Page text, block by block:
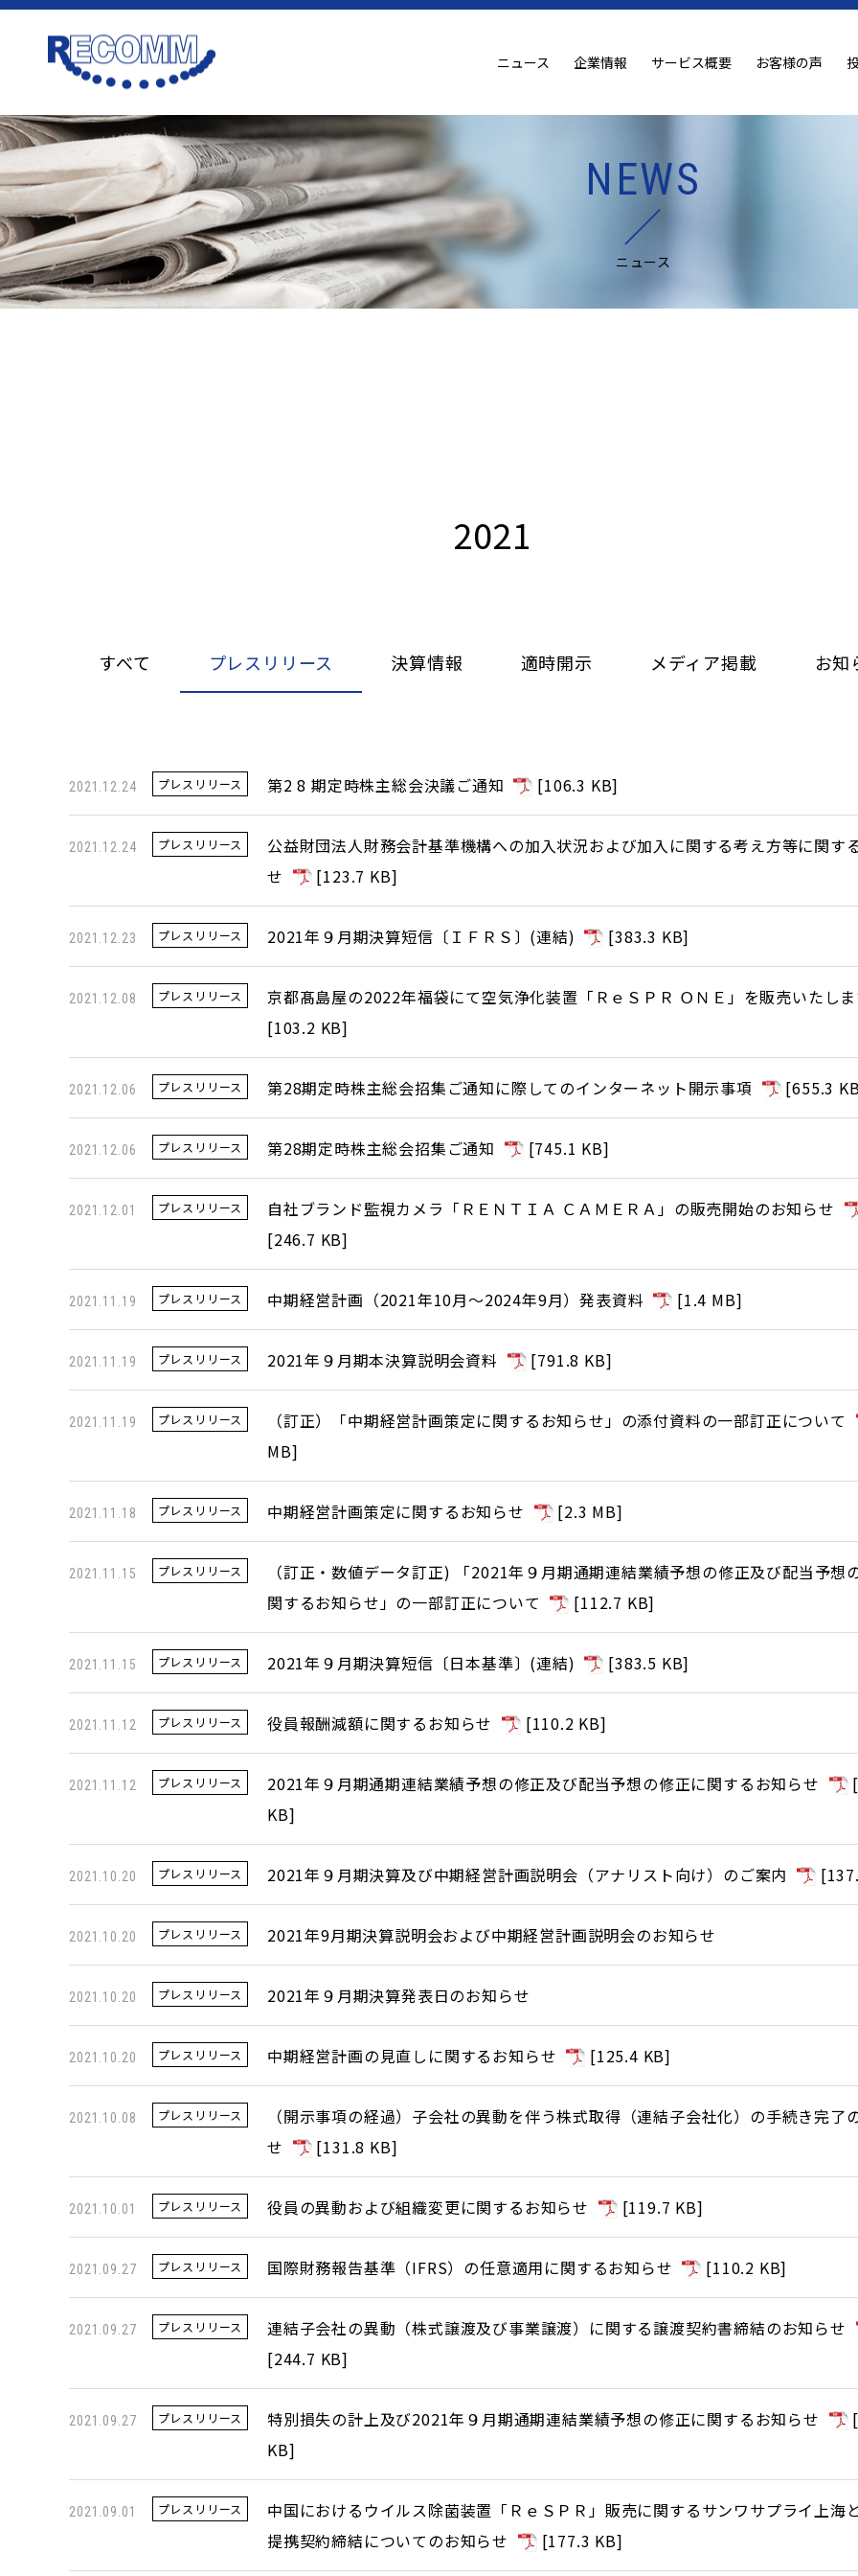
ニュース 企業情報 サービス概要 お客様の声
NEWS
ニュース
2021
すべて プレスリリース 決算情報 適時開示 メディア掲載 お知
2021.12.24 プレスリリース 第2 8 期定時株主総会決議ご通知 [106.3 KB]
2021.12.24 プレスリリース
公益財団法人財務会計基準機構への加入状況および加入に関する考え方等に関す
せ
[123.7 KB]
2021.12.23 プレスリリース 2021年９月期決算短信〔ＩＦＲＳ〕(連結) [383.3 KB]
2021.12.08 プレスリリース
京都髙島屋の2022年福袋にて空気浄化装置「ＲｅＳＰＲ ＯＮＥ」を販売いたし
[103.2 KB]
2021.12.06 プレスリリース 第28期定時株主総会招集ご通知に際してのインターネット開示事項 [655.3
2021.12.06 プレスリリース 第28期定時株主総会招集ご通知 [745.1 KB]
2021.12.01 プレスリリース
自社ブランド監視カメラ「ＲＥＮＴＩＡ ＣＡＭＥＲＡ」の販売開始のお知らせ
[246.7 KB]
2021.11.19 プレスリリース 中期経営計画（2021年10月～2024年9月）発表資料 [1.4 MB]
2021.11.19 プレスリリース 2021年９月期本決算説明会資料 [791.8 KB]
2021.11.19 プレスリリース （訂正）「中期経営計画策定に関するお知らせ」の添付資料の一部訂正について
MB]
2021.11.18 プレスリリース 中期経営計画策定に関するお知らせ [2.3 MB]
2021.11.15 プレスリリース
（訂正・数値データ訂正) 「2021年９月期通期連結業績予想の修正及び配当予想
関するお知らせ」の一部訂正について
[112.7 KB]
2021.11.15 プレスリリース 2021年９月期決算短信〔日本基準〕(連結) [383.5 KB]
2021.11.12 プレスリリース 役員報酬減額に関するお知らせ [110.2 KB]
2021.11.12 プレスリリース 2021年９月期通期連結業績予想の修正及び配当予想の修正に関するお知らせ [
KB]
2021.10.20 プレスリリース 2021年９月期決算及び中期経営計画説明会（アナリスト向け）のご案内 [
2021.10.20 プレスリリース 2021年9月期決算説明会および中期経営計画説明会のお知らせ
2021.10.20 プレスリリース 2021年９月期決算発表日のお知らせ
2021.10.20 プレスリリース 中期経営計画の見直しに関するお知らせ [125.4 KB]
2021.10.08 プレスリリース
（開示事項の経過）子会社の異動を伴う株式取得（連結子会社化）の手続き完了
せ
[131.8 KB]
2021.10.01 プレスリリース 役員の異動および組織変更に関するお知らせ [119.7 KB]
2021.09.27 プレスリリース 国際財務報告基準（IFRS）の任意適用に関するお知らせ [110.2 KB]
2021.09.27 プレスリリース
連結子会社の異動（株式譲渡及び事業譲渡）に関する譲渡契約書締結のお知らせ
[244.7 KB]
2021.09.27 プレスリリース 特別損失の計上及び2021年９月期通期連結業績予想の修正に関するお知らせ [
KB]
2021.09.01 プレスリリース
中国におけるウイルス除菌装置「ＲｅＳＰＲ」販売に関するサンワサプライ上海
提携契約締結についてのお知らせ
[177.3 KB]